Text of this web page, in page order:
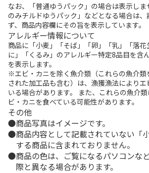
なお、「普通ゆうパック」の場合は表示し
のみチルドゆうパック」などとなる場合は
ず、商品内容欄にその旨を表示しています。
アレルギー情報について
商品に「小麦」「そば」「卵」「乳」「落
に」「くるみ」のアレルギー特定8品目を含
を表示します。
※エビ・カニを除く魚介類（これらの魚介類
された加工品も含む）は、漁獲漁法によりエ
いる場合があります。 また、これらの魚介
ビ・カニを食べている可能性があります。
その他
商品写真はイメージです。
商品内容として記載されていない「
する商品に含まれておりません。
商品の色は、ご覧になるパソコンな
際と異なる場合があります。